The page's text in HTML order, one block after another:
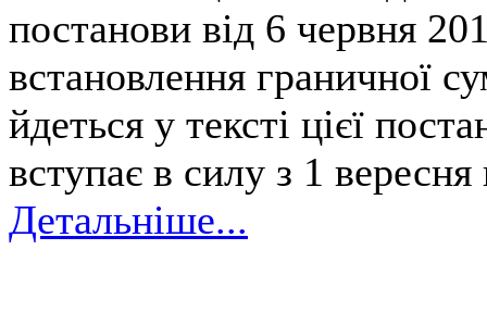
постанови від 6 червня
встановлення граничної
йдеться у тексті цієї
вступає в силу з 1
Детальніше...